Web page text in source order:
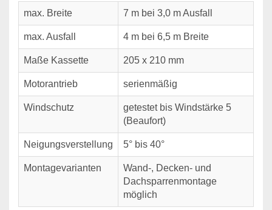
max. Breite 7 m bei 3,0 m Ausfall
max. Ausfall 4 m bei 6,5 m Breite
Maße Kassette 205 x 210 mm
Motorantrieb serienmäßig
Windschutz
getestet bis Windstärke 5
(Beaufort)
Neigungsverstellung 5° bis 40°
Montagevarianten
Wand-, Decken- und
Dachsparrenmontage
möglich